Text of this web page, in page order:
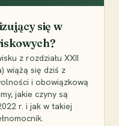
się w
z rozdziału XXII
wiążą się dziś z
i obowiązkową
jakie czyny są
r. i jak w takiej